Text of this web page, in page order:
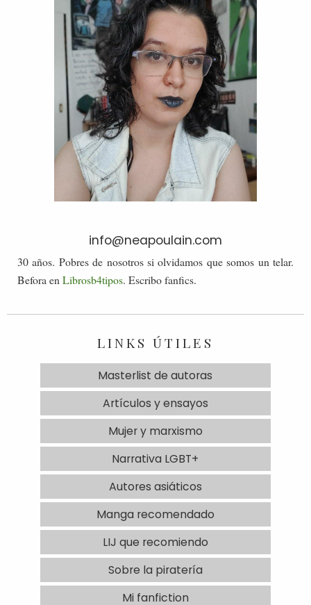
info@neapoulain.com
30 años. Pobres de nosotros si olvidamos que somos un telar.
Befora en Librosb4tipos. Escribo fanfics.
LINKS ÚTILES
Masterlist de autoras
Artículos y ensayos
Mujer y marxismo
Narrativa LGBT+
Autores asiáticos
Manga recomendado
LIJ que recomiendo
Sobre la piratería
Mi fanfiction